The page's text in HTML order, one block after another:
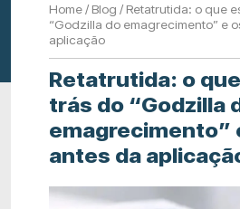
Home/Blog /Retatrutida: o que
“Godzilla do emagrecimento” e
aplicação
Retatrutida: o
trás do “Godzilla
emagrecimento”
antes da